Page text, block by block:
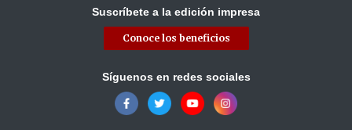
Suscríbete a la edición impresa
Conoce los beneficios
Síguenos en redes sociales